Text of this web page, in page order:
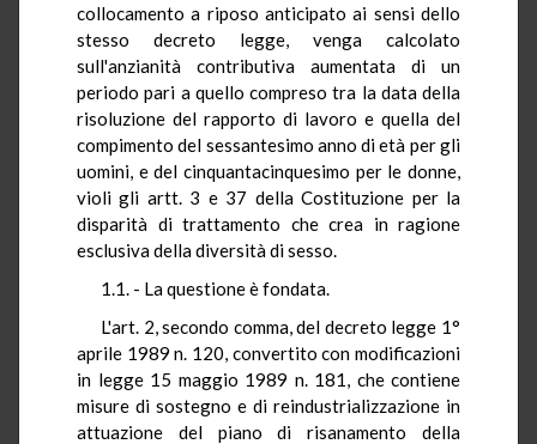
collocamento a riposo anticipato ai sensi dello
stesso decreto legge, venga calcolato
sull'anzianità contributiva aumentata di un
periodo pari a quello compreso tra la data della
risoluzione del rapporto di lavoro e quella del
compimento del sessantesimo anno di età per gli
uomini, e del cinquantacinquesimo per le donne,
violi gli artt. 3 e 37 della Costituzione per la
disparità di trattamento che crea in ragione
esclusiva della diversità di sesso.
1.1. - La questione è fondata.
L'art. 2, secondo comma, del decreto legge 1°
aprile 1989 n. 120, convertito con modificazioni
in legge 15 maggio 1989 n. 181, che contiene
misure di sostegno e di reindustrializzazione in
attuazione del piano di risanamento della